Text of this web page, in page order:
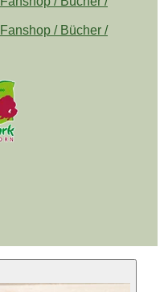
Fanshop / Bücher /